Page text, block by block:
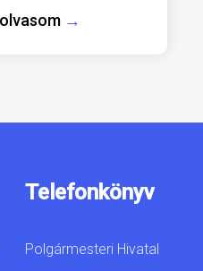
→
Telefonkönyv
Polgármesteri Hivatal